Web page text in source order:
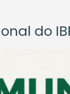
do